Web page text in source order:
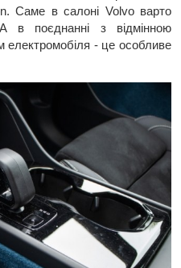
Саме в салоні Volvo варто
в поєднанні з відмінною
електромобіля - це особливе